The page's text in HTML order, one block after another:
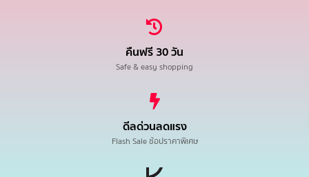
คืนฟรี 30 วัน
Safe & easy shopping
ดีลด่วนลดแรง
Flash Sale ช้อปราคาพิเศษ